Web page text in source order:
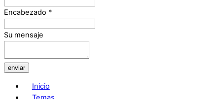
Encabezado *
Su mensaje
enviar
Inicio